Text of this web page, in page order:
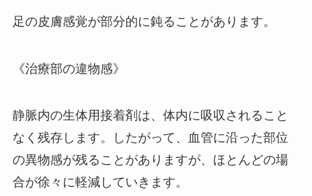
足の皮膚感覚が部分的に鈍ることがあります。
《治療部の違物感》
静脈内の生体用接着剤は、体内に吸収されること
なく残存します。したがって、血管に沿った部位
の異物感が残ることがありますが、ほとんどの場
合が徐々に軽減していきます。